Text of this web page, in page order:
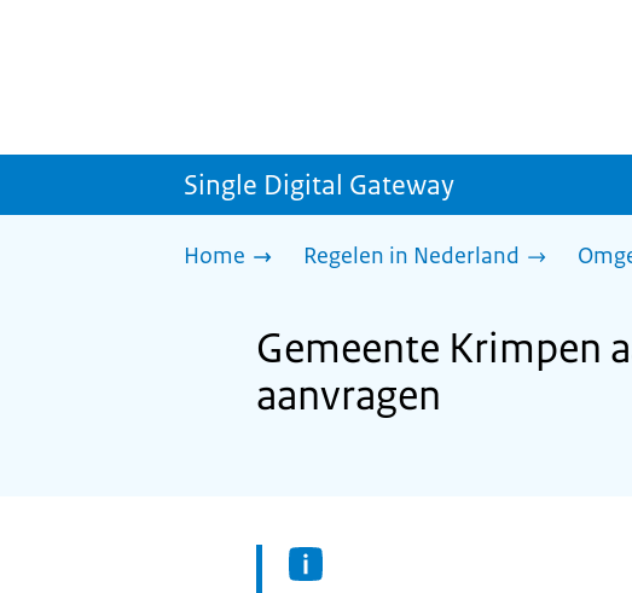
Single Digital Gateway
Home Regelen in Nederland
Gemeente Krimpen
aanvragen